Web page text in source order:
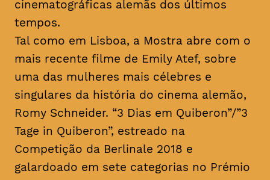
cinematográficas alemãs dos últimos
tempos.
Tal como em Lisboa, a Mostra abre com o
mais recente filme de Emily Atef, sobre
uma das mulheres mais célebres e
singulares da história do cinema alemão,
Romy Schneider. “3 Dias em Quiberon”/”3
Tage in Quiberon”, estreado na
Competição da Berlinale 2018 e
galardoado em sete categorias no Prémio